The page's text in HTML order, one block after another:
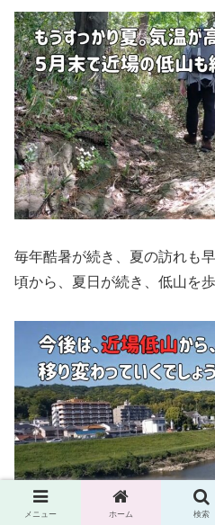
毎年酷暑が続き、夏の訪れも
頃から、夏日が続き、低山を
メニュー ホーム 検索